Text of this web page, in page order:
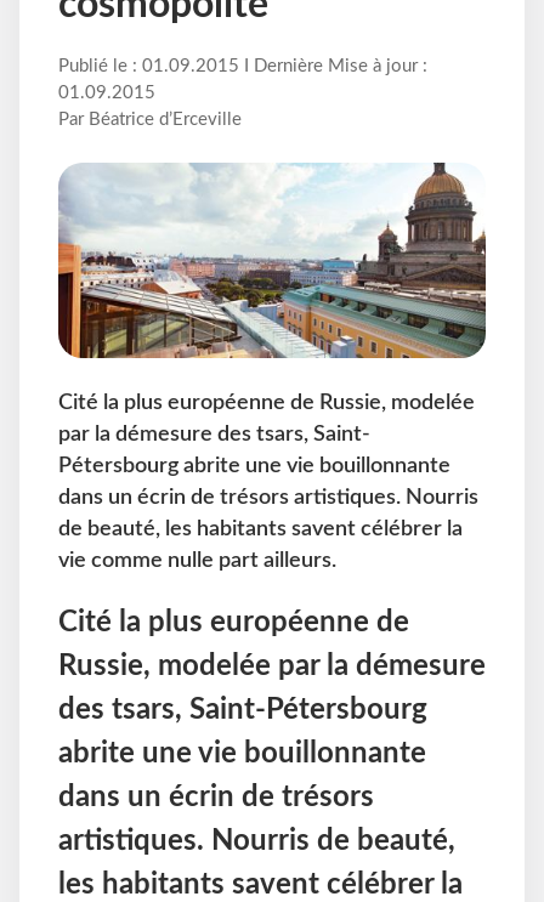
Publié le : 01.09.2015 I Dernière Mise à jour :
01.09.2015
Par Béatrice d’Erceville
Cité la plus européenne de Russie, modelée
par la démesure des tsars, Saint-
Pétersbourg abrite une vie bouillonnante
dans un écrin de trésors artistiques. Nourris
de beauté, les habitants savent célébrer la
vie comme nulle part ailleurs.
Cité la plus européenne de
Russie, modelée par la démesure
des tsars, Saint-Pétersbourg
abrite une vie bouillonnante
dans un écrin de trésors
artistiques. Nourris de beauté,
les habitants savent célébrer la